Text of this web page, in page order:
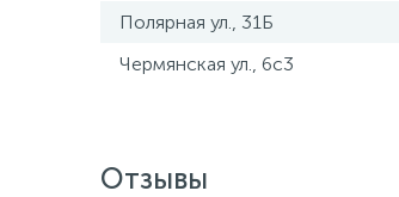
Полярная ул., 31Б
Чермянская ул., 6с3
Отзывы